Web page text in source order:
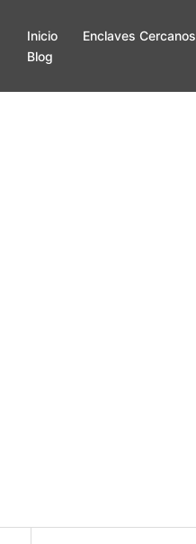
Inicio Enclaves Cercanos
Blog